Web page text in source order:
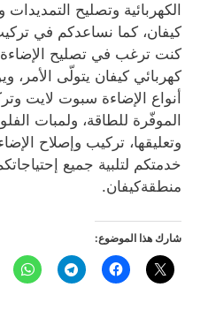
الكهربائية وتصليح
كيفان، كما نساعدكم في تركيب
كنت ترغب في تصليح الإضاءة
كهربائي كيفان يتولّى الأمر،
الموفّرة للطاقة، ولمبات
وتعليقها، تركيب وإصلاح
خدمتكم لتلبية جميع
منطقةكيفان.
شارك هذا الموضوع: